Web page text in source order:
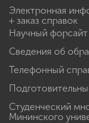
Электронная
+ заказ справок
Научный форсайт
Сведения об
Телефонный
Студенческий
Мининского